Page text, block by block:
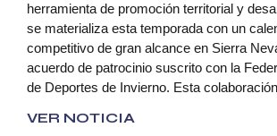
herramienta de promoción territorial y
se materializa esta temporada con un
competitivo de gran alcance en Sierra
acuerdo de patrocinio suscrito con la
de Deportes de Invierno. Esta
VER NOTICIA